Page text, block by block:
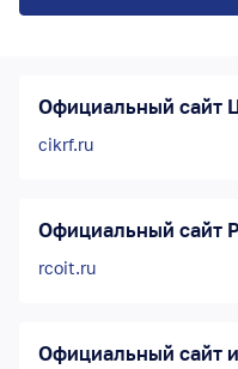
Официальный сайт
cikrf.ru
Официальный сайт
rcoit.ru
Официальный сайт